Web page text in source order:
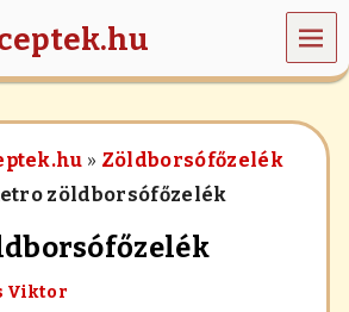
MEN
Ü
» Zöldborsófőzelék
zöldborsófőzelék
Viktor